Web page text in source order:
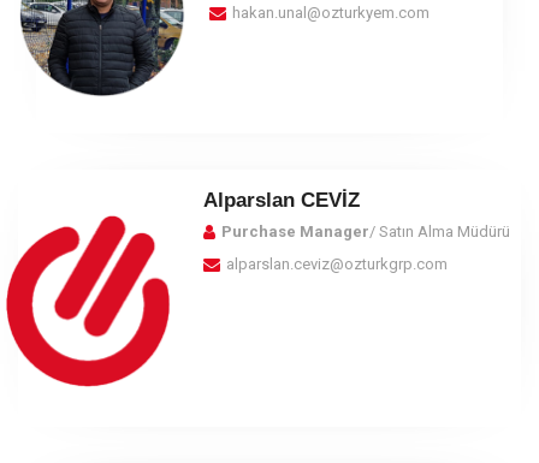
hakan.unal@ozturkyem.com
Alparslan CEVİZ
Purchase Manager/ Satın Alma Müdürü
alparslan.ceviz@ozturkgrp.com